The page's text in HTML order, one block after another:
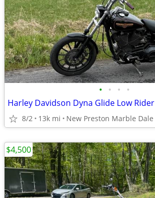
• • • •
Harley Davidson Dyna Glide Low Rider
8/2 13k mi New Preston Marble Dale
$4,500